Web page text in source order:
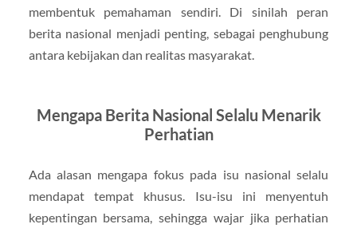
membentuk pemahaman sendiri. Di sinilah peran
berita nasional menjadi penting, sebagai penghubung
antara kebijakan dan realitas masyarakat.
Mengapa Berita Nasional Selalu Menarik
Perhatian
Ada alasan mengapa fokus pada isu nasional selalu
mendapat tempat khusus. Isu-isu ini menyentuh
kepentingan bersama, sehingga wajar jika perhatian